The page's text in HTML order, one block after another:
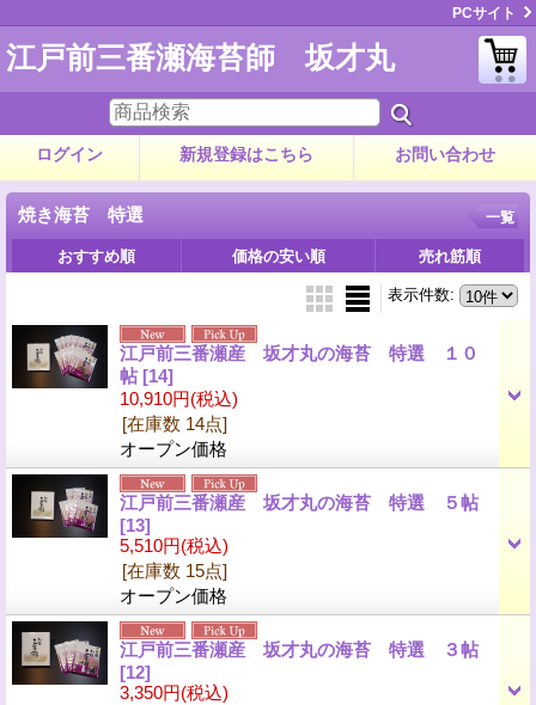
PCサイト
江戸前三番瀬海苔師 坂才丸
ログイン 新規登録はこちら お問い合わせ
焼き海苔 特選 一覧
おすすめ順 価格の安い順 売れ筋順
表示件数:
江戸前三番瀬産 坂才丸の海苔 特選 １０
帖 [14]
10,910円(税込)
[在庫数 14点]
オープン価格
江戸前三番瀬産 坂才丸の海苔 特選 ５帖
[13]
5,510円(税込)
[在庫数 15点]
オープン価格
江戸前三番瀬産 坂才丸の海苔 特選 ３帖
[12]
3,350円(税込)